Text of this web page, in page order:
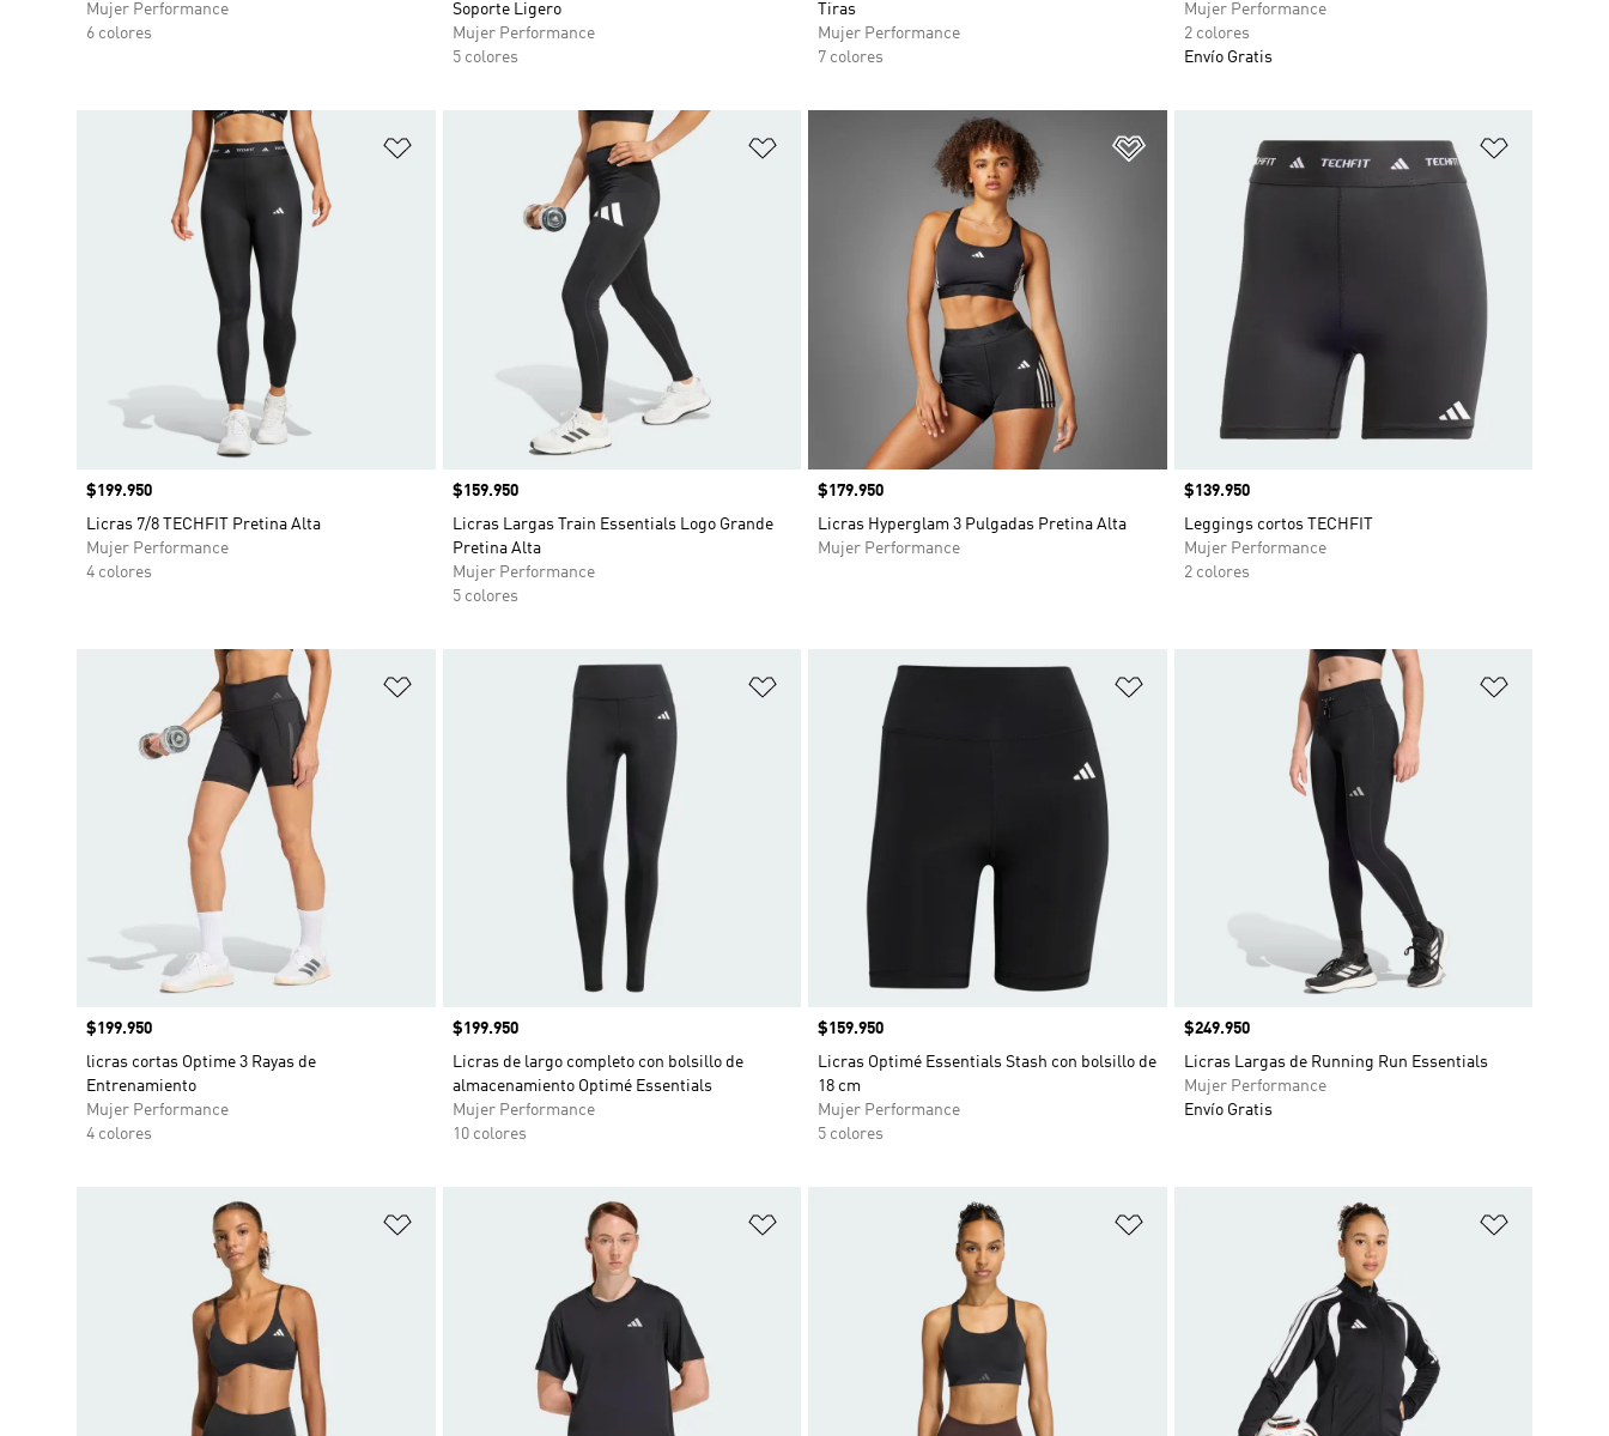
Mujer Performance
6 colores
Soporte Ligero
Mujer Performance
5 colores
Tiras
Mujer Performance
7 colores
Mujer Performance
2 colores
Envío Gratis
Añadir a la lista de deseos
Precio
$199.950
Licras 7/8 TECHFIT Pretina Alta
Mujer Performance
4 colores
Añadir a la lista de deseos
Precio
$159.950
Licras Largas Train Essentials Logo Grande
Pretina Alta
Mujer Performance
5 colores
Añadir a la lista de deseos
Precio
$179.950
Licras Hyperglam 3 Pulgadas Pretina Alta
Mujer Performance
Precio
$139.950
Leggings cortos TECHFIT
Mujer Performance
2 colores
Añadir a la lista de deseos
Precio
$199.950
licras cortas Optime 3 Rayas de
Entrenamiento
Mujer Performance
4 colores
Añadir a la lista de deseos
Precio
$199.950
Licras de largo completo con bolsillo de
almacenamiento Optimé Essentials
Mujer Performance
10 colores
Añadir a la lista de deseos
Precio
$159.950
Licras Optimé Essentials Stash con bolsillo de
18 cm
Mujer Performance
5 colores
Precio
$249.950
Licras Largas de Running Run Essentials
Mujer Performance
Envío Gratis
Añadir a la lista de deseos Añadir a la lista de deseos Añadir a la lista de deseos